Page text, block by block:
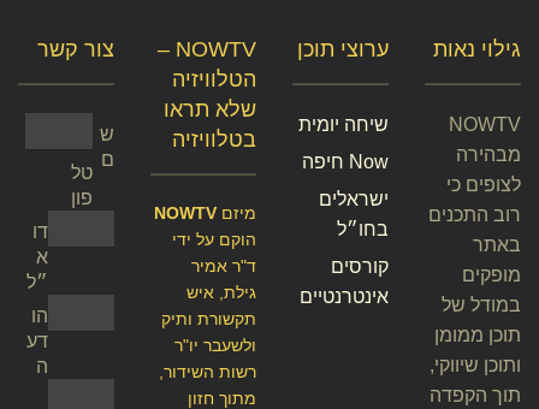
צור קשר
ש
ם
טל
פון
דו
א
״ל
הו
דע
ה
NOWTV –
הטלוויזיה
שלא תראו
בטלוויזיה
מיזם NOWTV
הוקם על ידי
ד"ר אמיר
גילת, איש
תקשורת ותיק
ולשעבר יו"ר
רשות השידור,
מתוך חזון
ערוצי תוכן
שיחה יומית
Now חיפה
ישראלים
בחו״ל
קורסים
אינטרנטיים
גילוי נאות
NOWTV
מבהירה
לצופים כי
רוב התכנים
באתר
מופקים
במודל של
תוכן ממומן
ותוכן שיווקי,
תוך הקפדה